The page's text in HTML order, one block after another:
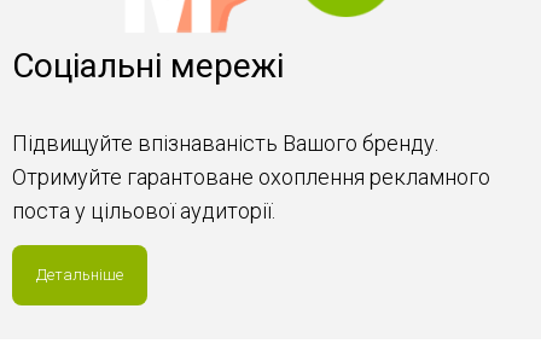
Соціальні мережі
Підвищуйте впізнаваність Вашого бренду.
Отримуйте гарантоване охоплення рекламного
поста у цільової аудиторії.
Детальніше